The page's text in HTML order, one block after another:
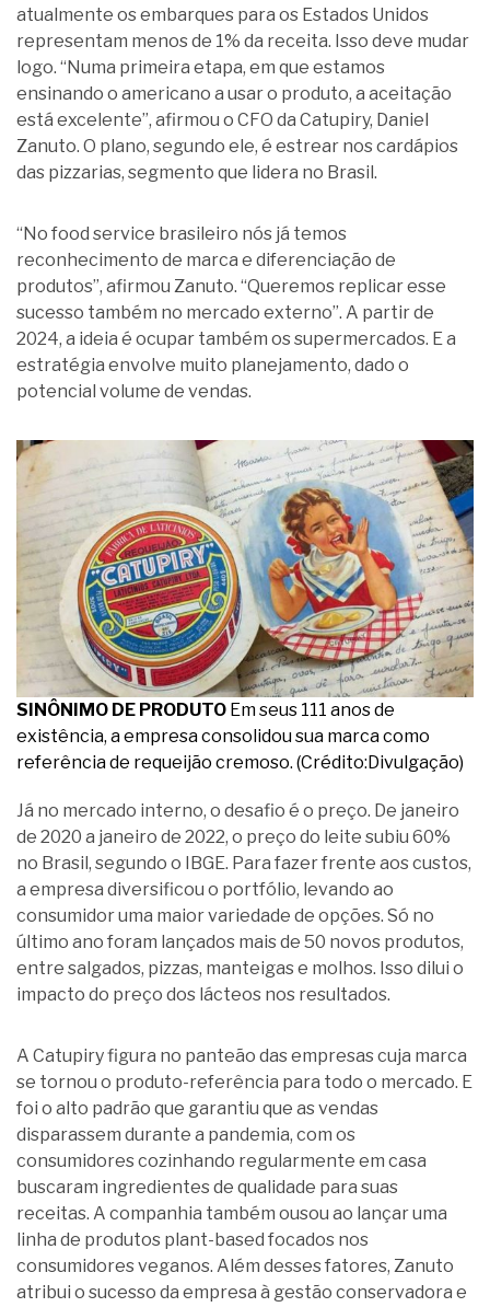
atualmente os embarques para os Estados Unidos
representam menos de 1% da receita. Isso deve mudar
logo. “Numa primeira etapa, em que estamos
ensinando o americano a usar o produto, a aceitação
está excelente”, afirmou o CFO da Catupiry, Daniel
Zanuto. O plano, segundo ele, é estrear nos cardápios
das pizzarias, segmento que lidera no Brasil.
“No food service brasileiro nós já temos
reconhecimento de marca e diferenciação de
produtos”, afirmou Zanuto. “Queremos replicar esse
sucesso também no mercado externo”. A partir de
2024, a ideia é ocupar também os supermercados. E a
estratégia envolve muito planejamento, dado o
potencial volume de vendas.
SINÔNIMO DE PRODUTO Em seus 111 anos de
existência, a empresa consolidou sua marca como
referência de requeijão cremoso. (Crédito:Divulgação)
Já no mercado interno, o desafio é o preço. De janeiro
de 2020 a janeiro de 2022, o preço do leite subiu 60%
no Brasil, segundo o IBGE. Para fazer frente aos custos,
a empresa diversificou o portfólio, levando ao
consumidor uma maior variedade de opções. Só no
último ano foram lançados mais de 50 novos produtos,
entre salgados, pizzas, manteigas e molhos. Isso dilui o
impacto do preço dos lácteos nos resultados.
A Catupiry figura no panteão das empresas cuja marca
se tornou o produto-referência para todo o mercado. E
foi o alto padrão que garantiu que as vendas
disparassem durante a pandemia, com os
consumidores cozinhando regularmente em casa
buscaram ingredientes de qualidade para suas
receitas. A companhia também ousou ao lançar uma
linha de produtos plant-based focados nos
consumidores veganos. Além desses fatores, Zanuto
atribui o sucesso da empresa à gestão conservadora e